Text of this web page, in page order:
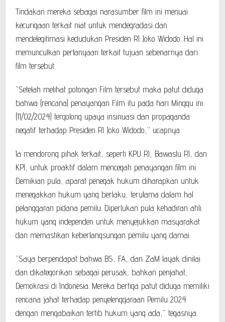
Tindakan mereka sebagai narasumber film ini menuai
kecurigaan terkait niat untuk mendegradasi dan
mendelegitimasi kedudukan Presiden RI Joko Widodo. Hal ini
memunculkan pertanyaan terkait tujuan sebenarnya dari
film tersebut.
“Setelah melihat potongan Film tersebut maka patut diduga
bahwa (rencana) penayangan Film itu pada hari Minggu ini
(11/02/2024) tergolong upaya insinuasi dan propaganda
negatif terhadap Presiden RI Joko Widodo,” ucapnya.
Ia mendorong pihak terkait, seperti KPU RI, Bawaslu RI, dan
KPI, untuk proaktif dalam mencegah penayangan film ini.
Demikian pula, aparat penegak hukum diharapkan untuk
menegakkan hukum yang berlaku, terutama dalam hal
pelanggaran pidana pemilu. Diperlukan pula kehadiran ahli
hukum yang independen untuk menyejukkan masyarakat
dan memastikan keberlangsungan pemilu yang damai.
“Saya berpendapat bahwa BS, FA, dan ZaM layak dinilai
dan dikategorikan sebagai perusak, bahkan penjahat,
Demokrasi di Indonesia. Mereka bertiga patut diduga memiliki
rencana jahat terhadap penyelenggaraan Pemilu 2024
dengan mengabaikan tertib hukum yang ada,” tegasnya.